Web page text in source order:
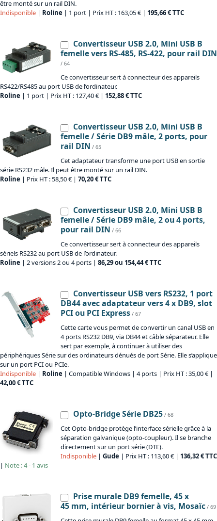
être monté sur un rail DIN.
Indisponible | Roline | 1 port | Prix HT : 163,05 € | 195,66 € TTC
Convertisseur USB 2.0, Mini USB B
femelle vers RS-485, RS-422, pour rail DIN
/ 64
Ce convertisseur sert à connecteur des appareils
RS422/RS485 au port USB de l’ordinateur.
Roline | 1 port | Prix HT : 127,40 € | 152,88 € TTC
Convertisseur USB 2.0, Mini USB B
femelle / Série DB9 mâle, 2 ports, pour
rail DIN / 65
Cet adaptateur transforme une port USB en sortie
série RS232 mâle. Il peut être monté sur un rail DIN.
Roline | Prix HT : 58,50 € | 70,20 € TTC
Convertisseur USB 2.0, Mini USB B
femelle / Série DB9 mâle, 2 ou 4 ports,
pour rail DIN / 66
Ce convertisseur sert à connecteur des appareils
sériels RS232 au port USB de l’ordinateur.
Roline | 2 versions 2 ou 4 ports | 86,29 ou 154,44 € TTC
Convertisseur USB vers RS232, 1 port
DB44 avec adaptateur vers 4 x DB9, slot
PCI ou PCI Express / 67
Cette carte vous permet de convertir un canal USB en
4 ports RS232 DB9, via DB44 et câble séparateur. Elle
sert par exemple, à continuer à utiliser des
périphériques Série sur des ordinateurs dénués de port Série. Elle s’applique
sur un port PCI ou PCIe.
Indisponible | Roline | Compatible Windows | 4 ports | Prix HT : 35,00 € |
42,00 € TTC
Opto-Bridge Série DB25 / 68
Cet Opto-bridge protège l’interface sérielle grâce à la
séparation galvanique (opto-coupleur). Il se branche
directement sur un port série (DTE).
Indisponible | Gude | Prix HT : 113,60 € | 136,32 € TTC
| Note : 4 - 1 avis
Prise murale DB9 femelle, 45 x
45 mm, intérieur bornier à vis, Mosaïc / 69